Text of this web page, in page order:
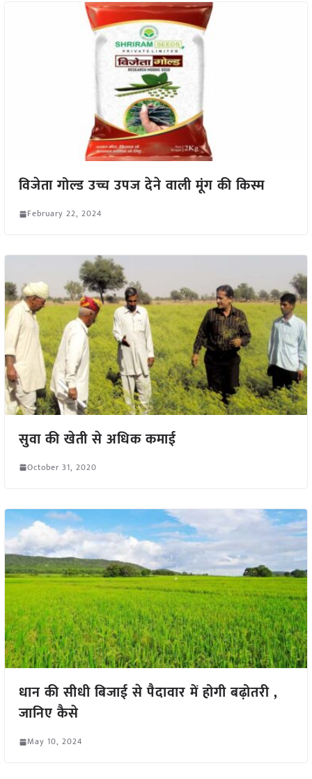
विजेता गोल्ड उच्च उपज देने वाली मूंग की किस्म
February 22, 2024
सुवा की खेती से अधिक कमाई
October 31, 2020
धान की सीधी बिजाई से पैदावार में होगी बढ़ोतरी ,
जानिए कैसे
May 10, 2024